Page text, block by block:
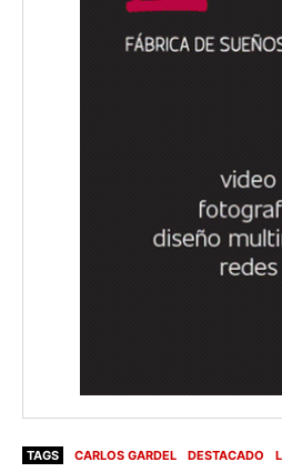
TAGS CARLOS GARDEL DESTACADO